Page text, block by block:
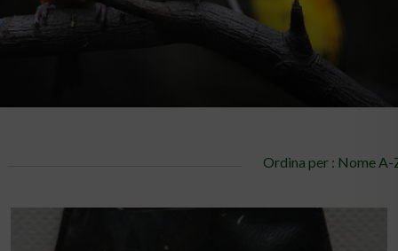
Ordina per : Nome